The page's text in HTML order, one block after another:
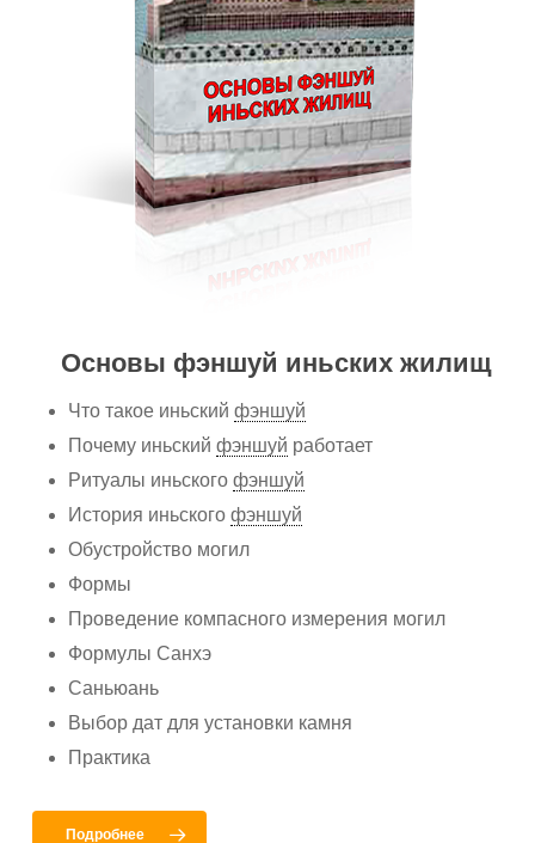
Основы фэншуй иньских жилищ
Что такое иньский фэншуй
Почему иньский фэншуй работает
Ритуалы иньского фэншуй
История иньского фэншуй
Обустройство могил
Формы
Проведение компасного измерения могил
Формулы Санхэ
Саньюань
Выбор дат для установки камня
Практика
Подробнее